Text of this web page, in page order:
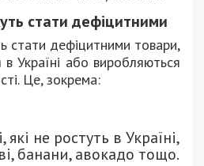
стати дефіцитними
стати дефіцитними товари,
Україні або виробляються
Це, зокрема:
не ростуть в Україні,
банани, авокадо тощо.